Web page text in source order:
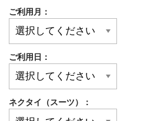
ご利用月：
ご利用日：
ネクタイ（スーツ）：